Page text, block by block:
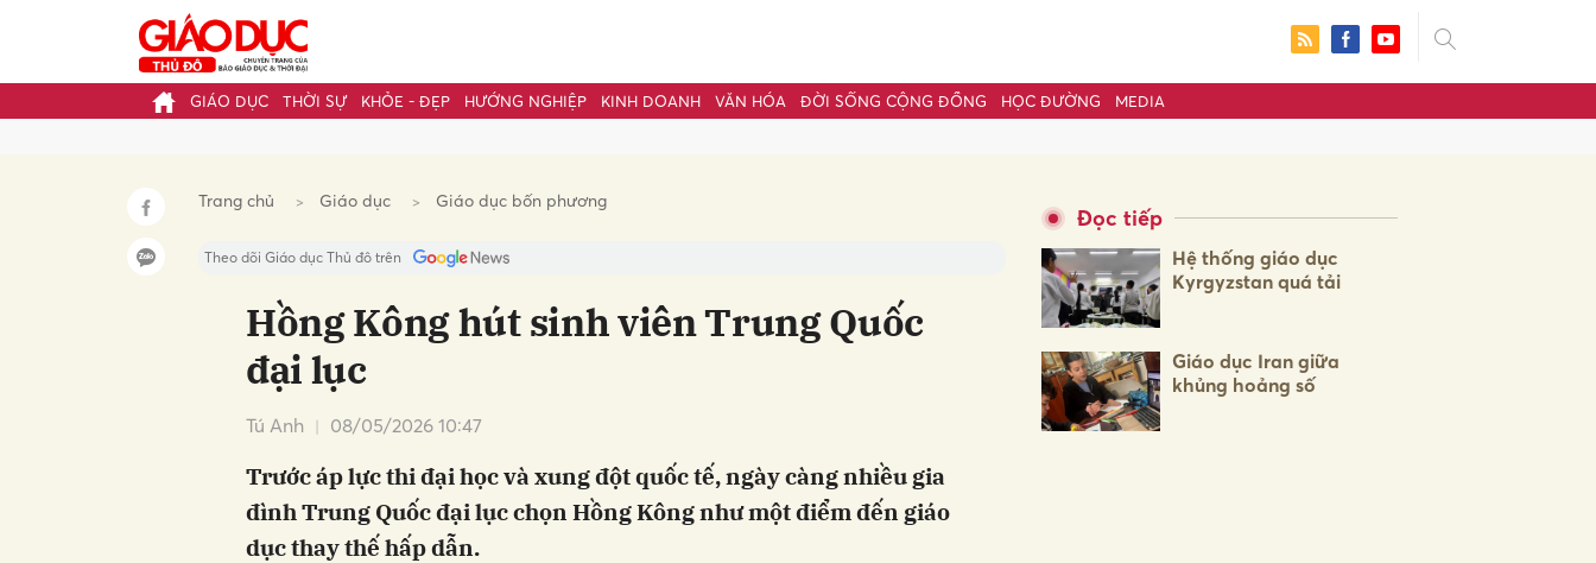
GIÁO DỤC THỜI SỰ KHỎE - ĐẸP HƯỚNG NGHIỆP KINH DOANH VĂN HÓA ĐỜI SỐNG CỘNG ĐỒNG HỌC ĐƯỜNG MEDIA
Trang chủ Giáo dục Giáo dục bốn phương
Theo dõi Giáo dục Thủ đô trên
Hồng Kông hút sinh viên Trung Quốc
đại lục
Tú Anh 08/05/2026 10:47
Trước áp lực thi đại học và xung đột quốc tế, ngày càng nhiều gia
đình Trung Quốc đại lục chọn Hồng Kông như một điểm đến giáo
dục thay thế hấp dẫn.
Đọc tiếp
Hệ thống giáo dục
Kyrgyzstan quá tải
Giáo dục Iran giữa
khủng hoảng số
Gửi bình luận